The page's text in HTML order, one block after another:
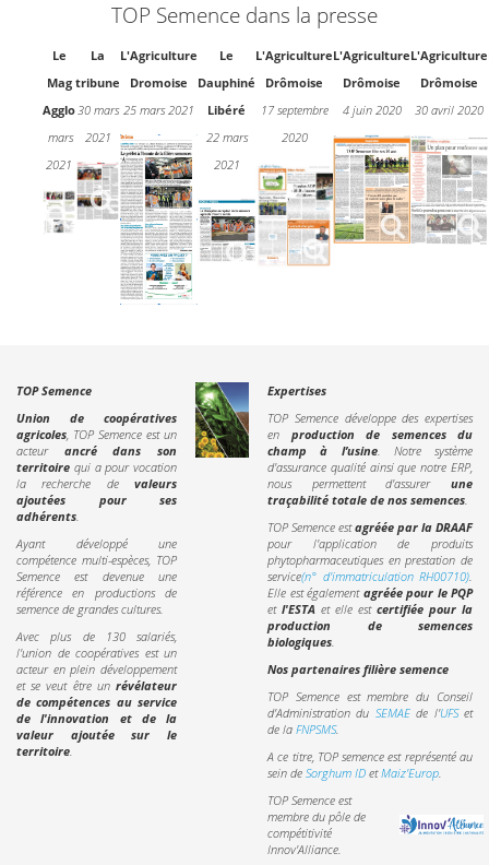
TOP Semence dans la presse
Le
Mag
Agglo
mars
2021
La
tribune
30 mars
2021
L'Agriculture
Dromoise
25 mars 2021
Le
Dauphiné
Libéré
22 mars
2021
L'Agriculture
Drômoise
17 septembre
2020
L'Agriculture
Drômoise
4 juin 2020
L'Agriculture
Drômoise
30 avril 2020
TOP Semence
Union de coopératives
agricoles, TOP Semence est un
acteur ancré dans son
territoire qui a pour vocation
la recherche de valeurs
ajoutées pour ses
adhérents.
Ayant développé une
compétence multi-espèces, TOP
Semence est devenue une
référence en productions de
semence de grandes cultures.
Avec plus de 130 salariés,
l'union de coopératives est un
acteur en plein développement
et se veut être un révélateur
de compétences au service
de l'innovation et de la
valeur ajoutée sur le
territoire.
Expertises
TOP Semence développe des expertises
en production de semences du
champ à l’usine. Notre système
d'assurance qualité ainsi que notre ERP,
nous permettent d'assurerune
traçabilité totale de nos semences.
TOP Semence estagréée par la DRAAF
pour l'application de produits
phytopharmaceutiques en prestation de
service(n° d'immatriculation RH00710).
Elle est également agréée pour le PQP
etl'ESTA et elle estcertifiée pour la
production de semences
biologiques.
Nos partenaires filière semence
TOP Semence est membre du Conseil
d’Administration du SEMAEde l'UFSet
de la FNPSMS.
A ce titre, TOP semence est représenté au
sein de Sorghum ID etMaiz'Europ.
TOP Semence est
membre du pôle de
compétitivité
Innov'Alliance.